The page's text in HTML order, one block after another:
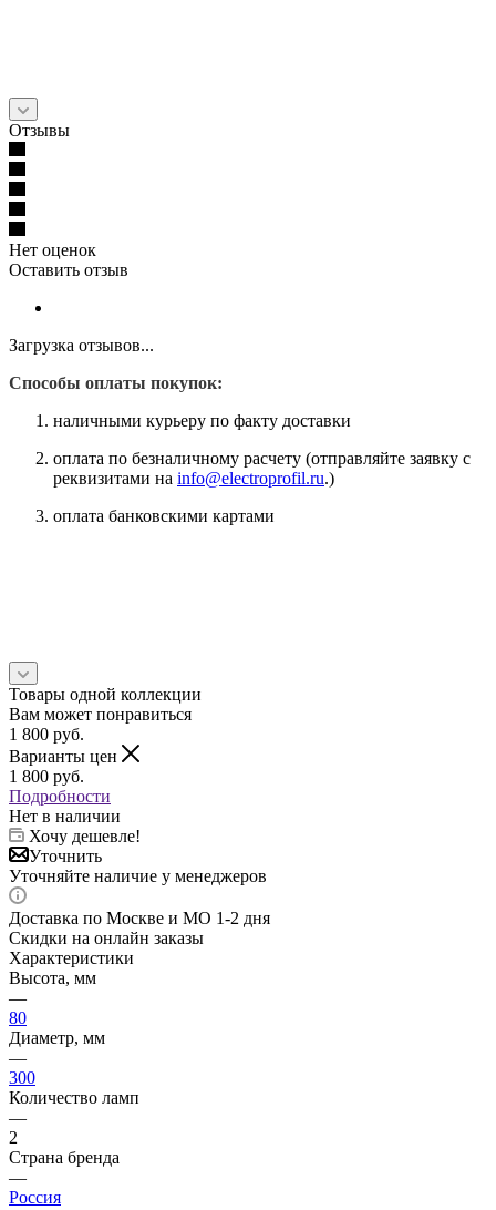
Отзывы
Нет оценок
Оставить отзыв
Загрузка отзывов...
Способы оплаты покупок:
наличными курьеру по факту доставки
оплата по безналичному расчету (отправляйте заявку с
реквизитами на info@electroprofil.ru.)
оплата банковскими картами
Товары одной коллекции
Вам может понравиться
1 800 руб.
Варианты цен
1 800 руб.
Подробности
Нет в наличии
Хочу дешевле!
Уточнить
Уточняйте наличие у менеджеров
Доставка по Москве и МО 1-2 дня
Скидки на онлайн заказы
Характеристики
Высота, мм
—
80
Диаметр, мм
—
300
Количество ламп
—
2
Страна бренда
—
Россия